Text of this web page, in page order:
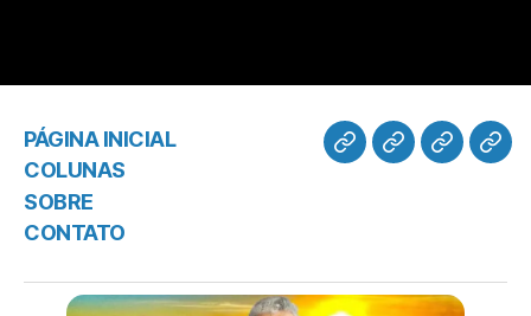
PÁGINA INICIAL
COLUNAS
SOBRE
CONTATO